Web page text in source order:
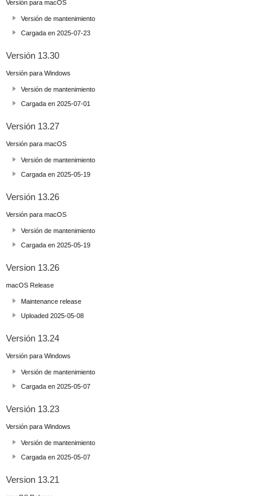
Versión para macOS
Versión de mantenimiento
Cargada en 2025-07-23
Versión 13.30
Versión para Windows
Versión de mantenimiento
Cargada en 2025-07-01
Versión 13.27
Versión para macOS
Versión de mantenimiento
Cargada en 2025-05-19
Versión 13.26
Versión para macOS
Versión de mantenimiento
Cargada en 2025-05-19
Version 13.26
macOS Release
Maintenance release
Uploaded 2025-05-08
Versión 13.24
Versión para Windows
Versión de mantenimiento
Cargada en 2025-05-07
Versión 13.23
Versión para Windows
Versión de mantenimiento
Cargada en 2025-05-07
Version 13.21